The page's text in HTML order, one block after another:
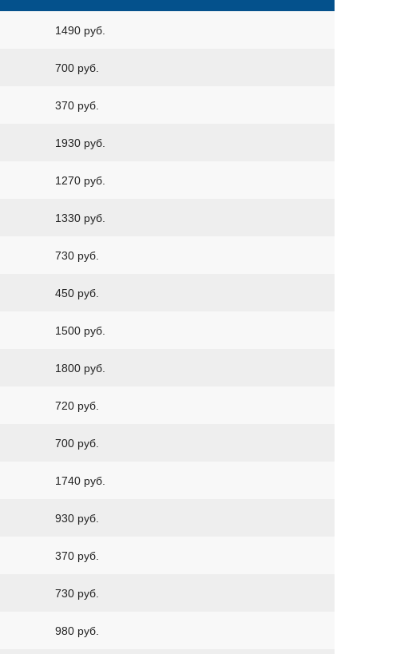
1490 руб.
700 руб.
370 руб.
1930 руб.
1270 руб.
1330 руб.
730 руб.
450 руб.
1500 руб.
1800 руб.
720 руб.
700 руб.
1740 руб.
930 руб.
370 руб.
730 руб.
980 руб.